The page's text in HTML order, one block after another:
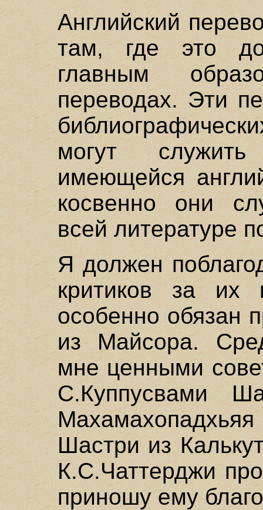
Английский
там, где это
главным
переводах. Эти
могут
имеющейся
косвенно они
всей литературе
Я должен
критиков за их
особенно обязан
из Майсора.
мне ценными
С.Куппусвами
Шастри из
К.С.Чаттерджи
приношу ему